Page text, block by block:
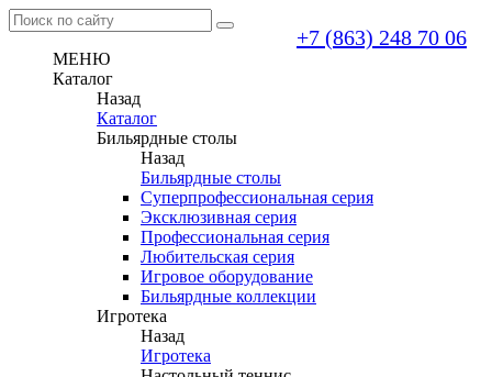
+7 (863) 248 70 06
МЕНЮ
Каталог
Назад
Каталог
Бильярдные столы
Назад
Бильярдные столы
Суперпрофессиональная серия
Эксклюзивная серия
Профессиональная серия
Любительская серия
Игровое оборудование
Бильярдные коллекции
Игротека
Назад
Игротека